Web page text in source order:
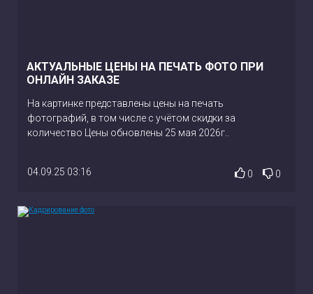
АКТУАЛЬНЫЕ ЦЕНЫ НА ПЕЧАТЬ ФОТО ПРИ
ОНЛАЙН ЗАКАЗЕ
На картинке представлены цены на печать
фотографий, в том числе с учётом скидки за
количество Цены обновлены 25 мая 2026г..
04.09.25 03:16 0 0